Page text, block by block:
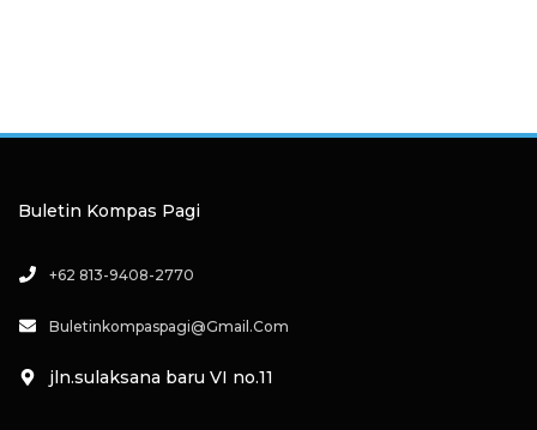
Buletin Kompas Pagi
+62 813-9408-2770
Buletinkompaspagi@gmail.com
jln.sulaksana baru VI no.11